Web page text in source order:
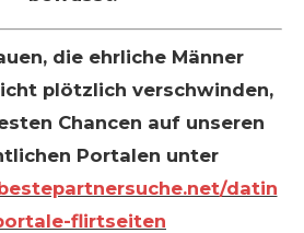
die ehrliche Männer
plötzlich verschwinden,
Chancen auf unseren
Portalen unter
datin
flirtseiten